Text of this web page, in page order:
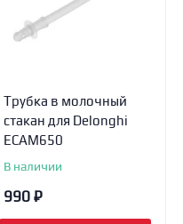
Трубка в молочный
стакан для Delonghi
ECAM650
В наличии
990 ₽